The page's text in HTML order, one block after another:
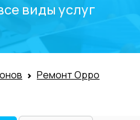
виды услуг
Ремонт Oppo